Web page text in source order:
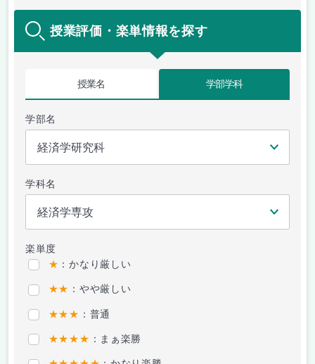
授業評価・楽単情報を探す
授業名 学部学科
学部名
学科名
楽単度
★ ：かなり厳しい
★★ ：やや厳しい
★★★ ：普通
★★★★ ：まぁ楽勝